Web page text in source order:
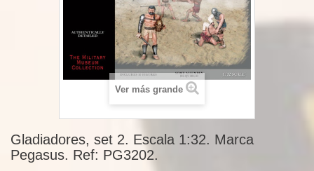
Ver más grande
Gladiadores, set 2. Escala 1:32. Marca
Pegasus. Ref: PG3202.